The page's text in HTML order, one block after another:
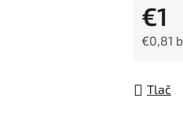
€1
€0,81
Tlač